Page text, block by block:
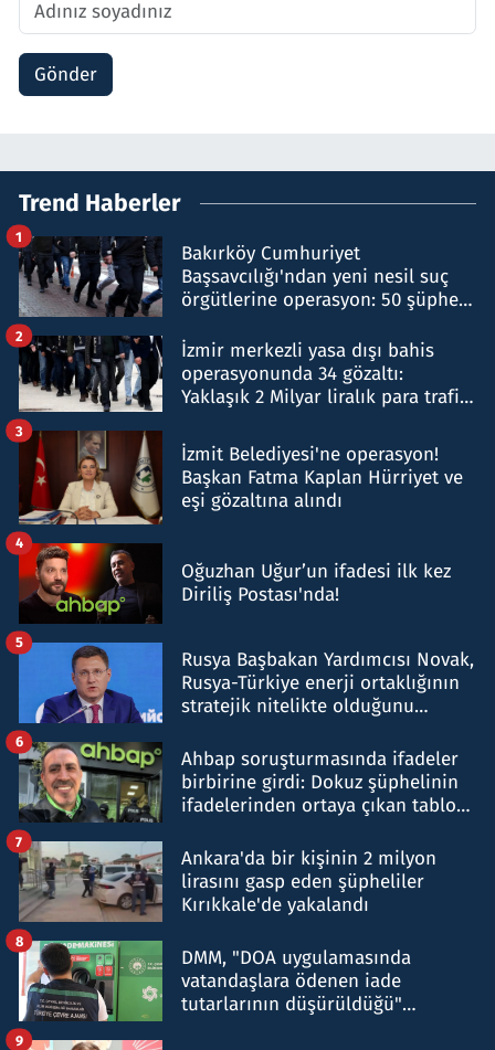
Gönder
Trend Haberler
Bakırköy Cumhuriyet
Başsavcılığı'ndan yeni nesil suç
örgütlerine operasyon: 50 şüpheli
1
İzmir merkezli yasa dışı bahis
operasyonunda 34 gözaltı:
Yaklaşık 2 Milyar liralık para trafiği
2
İzmit Belediyesi'ne operasyon!
Başkan Fatma Kaplan Hürriyet ve
eşi gözaltına alındı
3
Oğuzhan Uğur’un ifadesi ilk kez
Diriliş Postası'nda!
4
Rusya Başbakan Yardımcısı Novak,
Rusya-Türkiye enerji ortaklığının
stratejik nitelikte olduğunu
5
Ahbap soruşturmasında ifadeler
birbirine girdi: Dokuz şüphelinin
ifadelerinden ortaya çıkan tablo
6
Ankara'da bir kişinin 2 milyon
lirasını gasp eden şüpheliler
Kırıkkale'de yakalandı
7
DMM, "DOA uygulamasında
vatandaşlara ödenen iade
tutarlarının düşürüldüğü"
8
9